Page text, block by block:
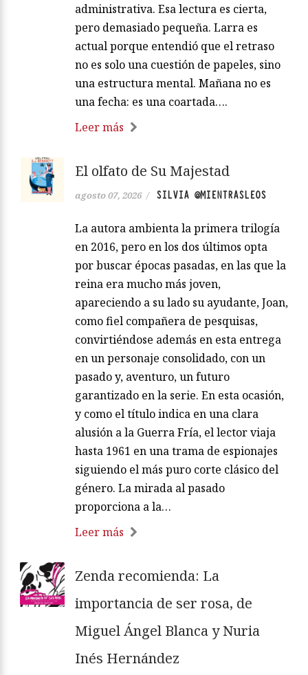
administrativa. Esa lectura es cierta,
pero demasiado pequeña. Larra es
actual porque entendió que el retraso
no es solo una cuestión de papeles, sino
una estructura mental. Mañana no es
una fecha: es una coartada….
Leer más
El olfato de Su Majestad
agosto 07, 2026 / SILVIA @MIENTRASLEOS
La autora ambienta la primera trilogía
en 2016, pero en los dos últimos opta
por buscar épocas pasadas, en las que la
reina era mucho más joven,
apareciendo a su lado su ayudante, Joan,
como fiel compañera de pesquisas,
convirtiéndose además en esta entrega
en un personaje consolidado, con un
pasado y, aventuro, un futuro
garantizado en la serie. En esta ocasión,
y como el título indica en una clara
alusión a la Guerra Fría, el lector viaja
hasta 1961 en una trama de espionajes
siguiendo el más puro corte clásico del
género. La mirada al pasado
proporciona a la…
Leer más
Zenda recomienda: La
importancia de ser rosa, de
Miguel Ángel Blanca y Nuria
Inés Hernández